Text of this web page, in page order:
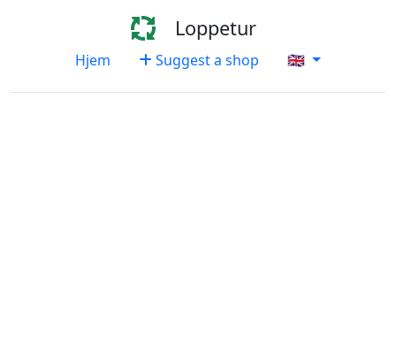
Loppetur
Hjem Suggest a shop 🇬🇧